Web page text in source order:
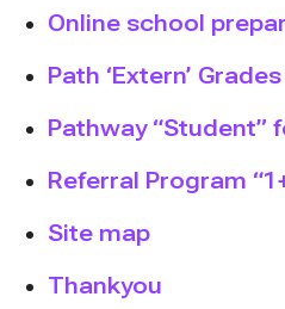
Online school
Path ‘Extern’
Pathway “Student”
Referral Program
Site map
Thankyou